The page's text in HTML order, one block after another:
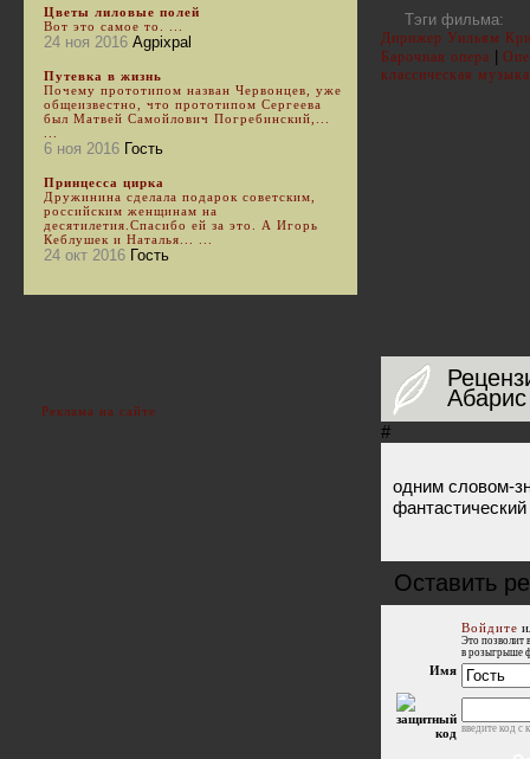
Тэги фильма:
Дирижер Уильям
Барочная опера |
классическая музыка
#
одним словом-
Оставить
Войдите
Это позволит
в розыгрыше
Имя
введите код с
Цветы лиловые полей
Вот это самое то. ...
24 ноя 2016 Agpixpal
Путевка в жизнь
Почему прототипом назван Червонцев, уже
общеизвестно, что прототипом Сергеева
был Матвей Самойлович Погребинский,...
6 ноя 2016 Гость
Принцесса цирка
Дружинина сделала подарок советским,
российским женщинам на
десятилетия.Спасибо ей за это. А Игорь
Кеблушек и Наталья... ...
24 окт 2016 Гость
Реклама на сайте